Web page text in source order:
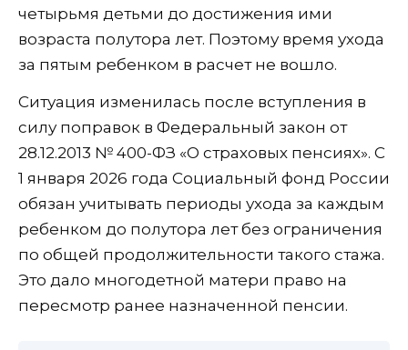
четырьмя детьми до достижения ими
возраста полутора лет. Поэтому время ухода
за пятым ребенком в расчет не вошло.
Ситуация изменилась после вступления в
силу поправок в Федеральный закон от
28.12.2013 № 400-ФЗ «О страховых пенсиях». С
1 января 2026 года Социальный фонд России
обязан учитывать периоды ухода за каждым
ребенком до полутора лет без ограничения
по общей продолжительности такого стажа.
Это дало многодетной матери право на
пересмотр ранее назначенной пенсии.